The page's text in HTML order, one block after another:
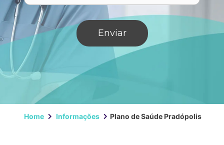
Home Informações Plano de Saúde Pradópolis